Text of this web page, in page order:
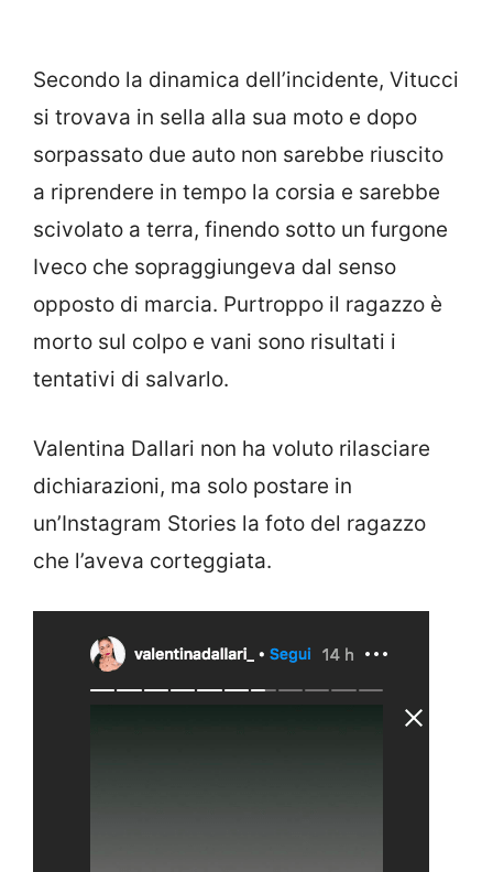
Secondo la dinamica dell’incidente, Vitucci
si trovava in sella alla sua moto e dopo
sorpassato due auto non sarebbe riuscito
a riprendere in tempo la corsia e sarebbe
scivolato a terra, finendo sotto un furgone
Iveco che sopraggiungeva dal senso
opposto di marcia. Purtroppo il ragazzo è
morto sul colpo e vani sono risultati i
tentativi di salvarlo.
Valentina Dallari non ha voluto rilasciare
dichiarazioni, ma solo postare in
un’Instagram Stories la foto del ragazzo
che l’aveva corteggiata.